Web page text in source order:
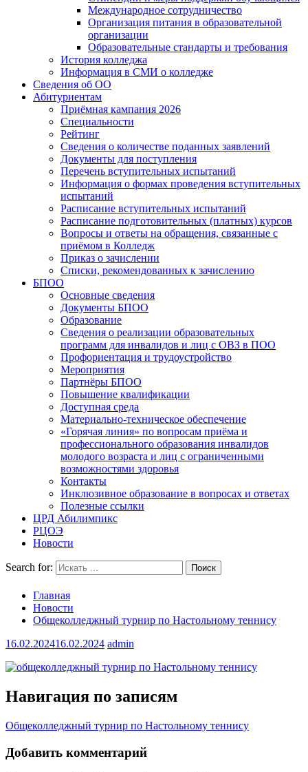
Международное сотрудничество
Организация питания в образовательной
организации
Образовательные стандарты и требования
История колледжа
Информация в СМИ о колледже
Сведения об ОО
Абитуриентам
Приёмная кампания 2026
Специальности
Рейтинг
Сведения о количестве поданных заявлений
Документы для поступления
Перечень вступительных испытаний
Информация о формах проведения вступительных
испытаний
Расписание вступительных испытаний
Расписание подготовительных (платных) курсов
Вопросы и ответы на обращения, связанные с
приёмом в Колледж
Приказ о зачислении
Списки, рекомендованных к зачислению
БПОО
Основные сведения
Документы БПОО
Образование
Сведения о реализации образовательных
программ для инвалидов и лиц с ОВЗ в ПОО
Профориентация и трудоустройство
Мероприятия
Партнёры БПОО
Повышение квалификации
Доступная среда
Материально-техническое обеспечение
«Горячая линия» по вопросам приёма и
профессионального образования инвалидов
молодого возраста и лиц с ограниченными
возможностями здоровья
Контакты
Инклюзивное образование в вопросах и ответах
Полезные ссылки
ЦРД Абилимпикс
РЦОЭ
Новости
Search for:
Главная
Новости
Общеколледжный турнир по Настольному теннису
16.02.202416.02.2024 admin
Навигация по записям
Общеколледжный турнир по Настольному теннису
Добавить комментарий